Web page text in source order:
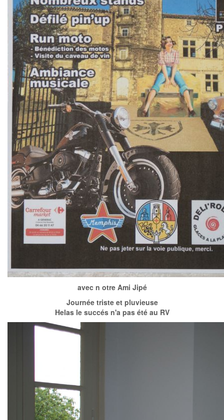
avec n otre Ami Jipé
Journée triste et pluvieuse
Helas le succés n'a pas été au RV